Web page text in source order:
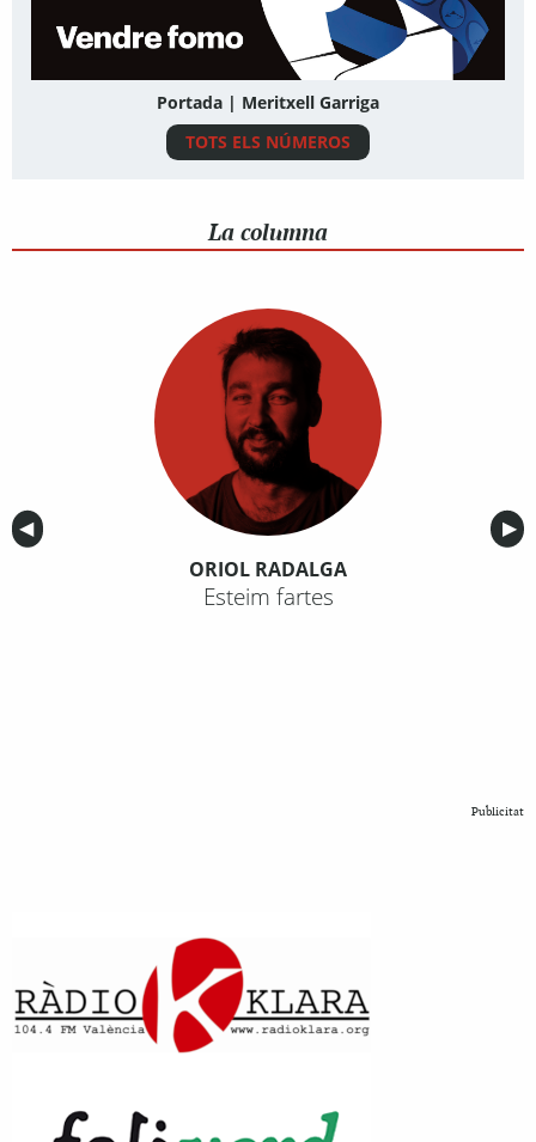
Portada | Meritxell Garriga
TOTS ELS NÚMEROS
La columna
Anterior
◀︎ ▶︎
ORIOL RADALGA
Esteim fartes
Publicitat